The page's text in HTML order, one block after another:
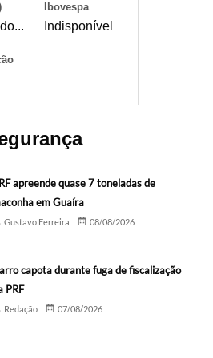
Ibovespa
Indisponível
apreende quase 7 toneladas de
em Guaíra
Gustavo Ferreira 08/08/2026
capota durante fuga de fiscalização
PRF
Redação 07/08/2026